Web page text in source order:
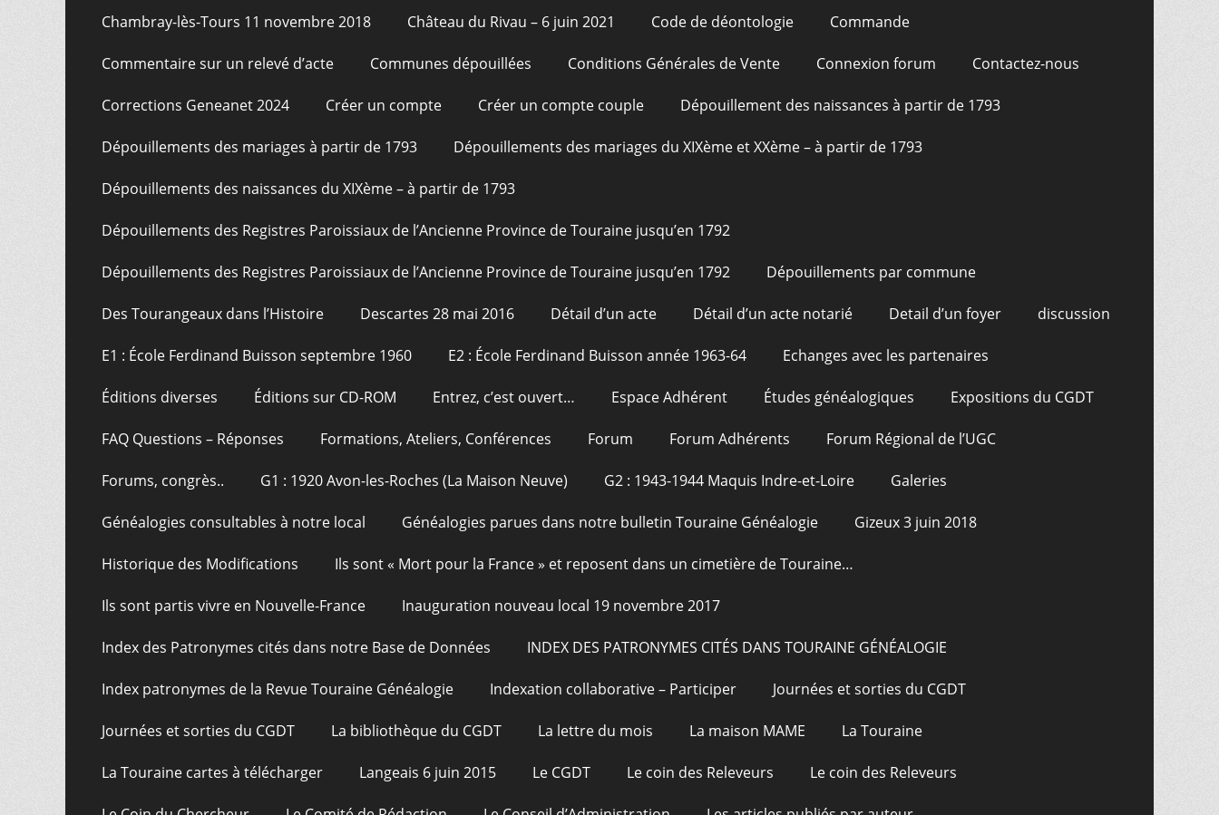
Chambray-lès-Tours 11 novembre 2018 Château du Rivau – 6 juin 2021 Code de déontologie Commande
Commentaire sur un relevé d’acte Communes dépouillées Conditions Générales de Vente Connexion forum Contactez-nous
Corrections Geneanet 2024 Créer un compte Créer un compte couple Dépouillement des naissances à partir de 1793
Dépouillements des mariages à partir de 1793 Dépouillements des mariages du XIXème et XXème – à partir de 1793
Dépouillements des naissances du XIXème – à partir de 1793
Dépouillements des Registres Paroissiaux de l’Ancienne Province de Touraine jusqu’en 1792
Dépouillements des Registres Paroissiaux de l’Ancienne Province de Touraine jusqu’en 1792 Dépouillements par commune
Des Tourangeaux dans l’Histoire Descartes 28 mai 2016 Détail d’un acte Détail d’un acte notarié Detail d’un foyer discussion
E1 : École Ferdinand Buisson septembre 1960 E2 : École Ferdinand Buisson année 1963-64 Echanges avec les partenaires
Éditions diverses Éditions sur CD-ROM Entrez, c’est ouvert… Espace Adhérent Études généalogiques Expositions du CGDT
FAQ Questions – Réponses Formations, Ateliers, Conférences Forum Forum Adhérents Forum Régional de l’UGC
Forums, congrès.. G1 : 1920 Avon-les-Roches (La Maison Neuve) G2 : 1943-1944 Maquis Indre-et-Loire Galeries
Généalogies consultables à notre local Généalogies parues dans notre bulletin Touraine Généalogie Gizeux 3 juin 2018
Historique des Modifications Ils sont « Mort pour la France » et reposent dans un cimetière de Touraine…
Ils sont partis vivre en Nouvelle-France Inauguration nouveau local 19 novembre 2017
Index des Patronymes cités dans notre Base de Données INDEX DES PATRONYMES CITÉS DANS TOURAINE GÉNÉALOGIE
Index patronymes de la Revue Touraine Généalogie Indexation collaborative – Participer Journées et sorties du CGDT
Journées et sorties du CGDT La bibliothèque du CGDT La lettre du mois La maison MAME La Touraine
La Touraine cartes à télécharger Langeais 6 juin 2015 Le CGDT Le coin des Releveurs Le coin des Releveurs